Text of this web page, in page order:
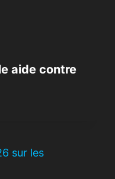
aide contre